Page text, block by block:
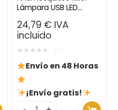
Lámpara USB LED
para el Hogar y
Dormitorio
24,79 € IVA
incluido
★★★★★
Envío en 48 Horas
¡Envío gratis!